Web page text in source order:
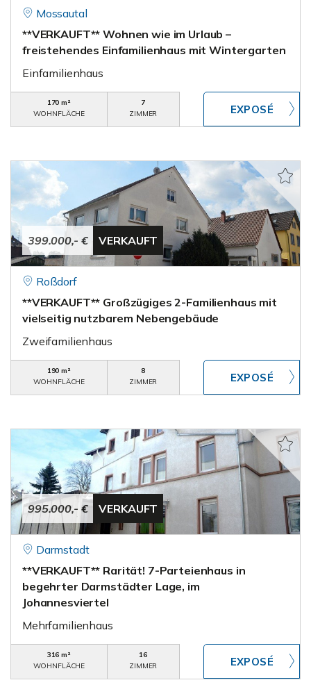
Mossautal
**VERKAUFT** Wohnen wie im Urlaub –
freistehendes Einfamilienhaus mit Wintergarten
Einfamilienhaus
170 m²
WOHNFLÄCHE
7
ZIMMER
399.000,- € VERKAUFT
Roßdorf
**VERKAUFT** Großzügiges 2-Familienhaus mit
vielseitig nutzbarem Nebengebäude
Zweifamilienhaus
190 m²
WOHNFLÄCHE
8
ZIMMER
995.000,- € VERKAUFT
Darmstadt
**VERKAUFT** Rarität! 7-Parteienhaus in
begehrter Darmstädter Lage, im
Johannesviertel
Mehrfamilienhaus
316 m²
WOHNFLÄCHE
16
ZIMMER